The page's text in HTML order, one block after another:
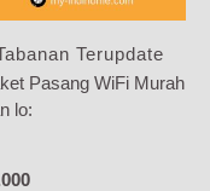
Terupdate
Pasang WiFi Murah
lo: